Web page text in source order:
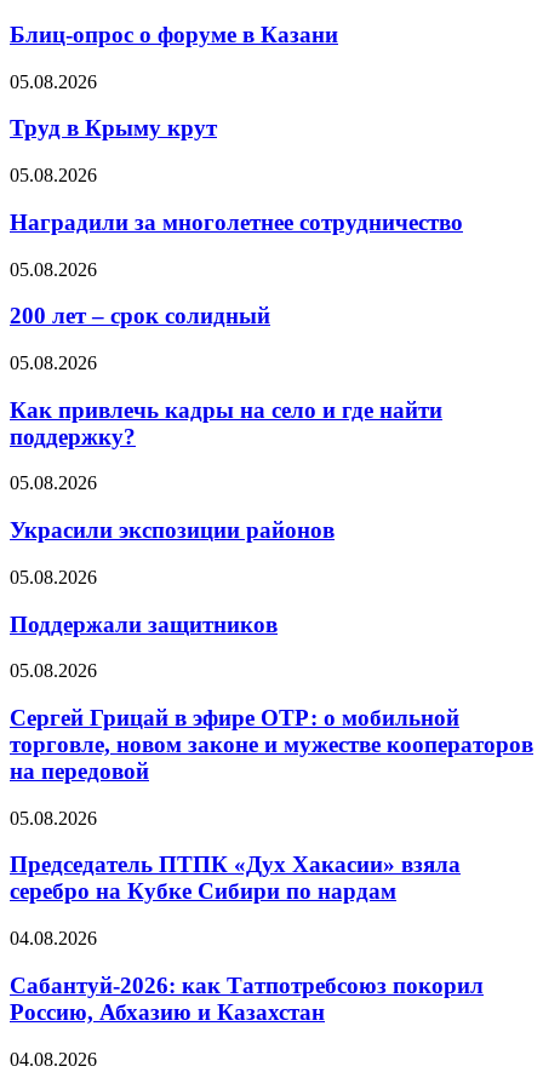
Блиц-опрос о форуме в Казани
05.08.2026
Труд в Крыму крут
05.08.2026
Наградили за многолетнее сотрудничество
05.08.2026
200 лет – срок солидный
05.08.2026
Как привлечь кадры на село и где найти
поддержку?
05.08.2026
Украсили экспозиции районов
05.08.2026
Поддержали защитников
05.08.2026
Сергей Грицай в эфире ОТР: о мобильной
торговле, новом законе и мужестве кооператоров
на передовой
05.08.2026
Председатель ПТПК «Дух Хакасии» взяла
серебро на Кубке Сибири по нардам
04.08.2026
Сабантуй-2026: как Татпотребсоюз покорил
Россию, Абхазию и Казахстан
04.08.2026